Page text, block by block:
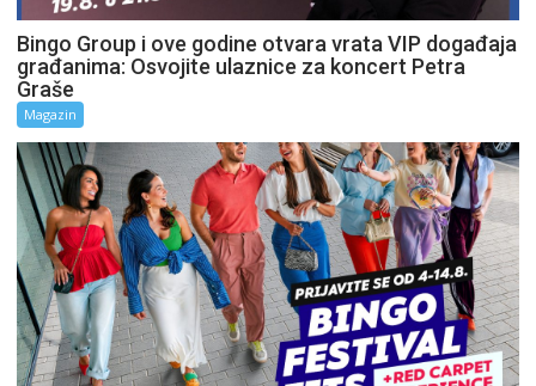
Bingo Group i ove godine otvara vrata VIP događaja
građanima: Osvojite ulaznice za koncert Petra
Graše
Magazin